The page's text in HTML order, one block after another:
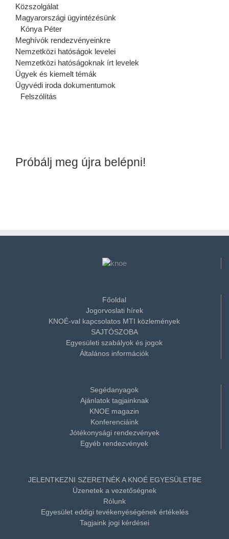
Próbálj meg újra belépni!
Közszolgálat
Magyarországi ügyintézésünk
Kónya Péter
Meghívók rendezvényeinkre
Nemzetközi hatóságok levelei
Nemzetközi hatóságoknak írt levelek
Ügyek és kiemelt témák
Ügyvédi iroda dokumentumok
Felszólítás
Főoldal
Jogorvoslati hírek
KNOÉ-val kapcsolatos MTI közlemények
SAJTÓSZOBA
Egyesületi szabályok és jogok
Általános információk
Segédanyagok
Ajánlatok tagjainknak
KNOE magazin
Konferenciáink
Jótékonysági rendezvények
Egyéb rendezvények
JELENTKEZNI SZERETNÉK A KNOÉ EGYESÜLETBE
Üzenetek a vezetőségnek
Rólunk
Egyesület eddigi tevékenyéségének értékelés
Tagjaink jogi kérdései